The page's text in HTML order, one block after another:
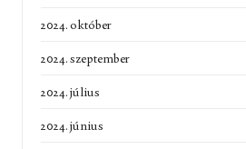
2024. október
2024. szeptember
2024. július
2024. június